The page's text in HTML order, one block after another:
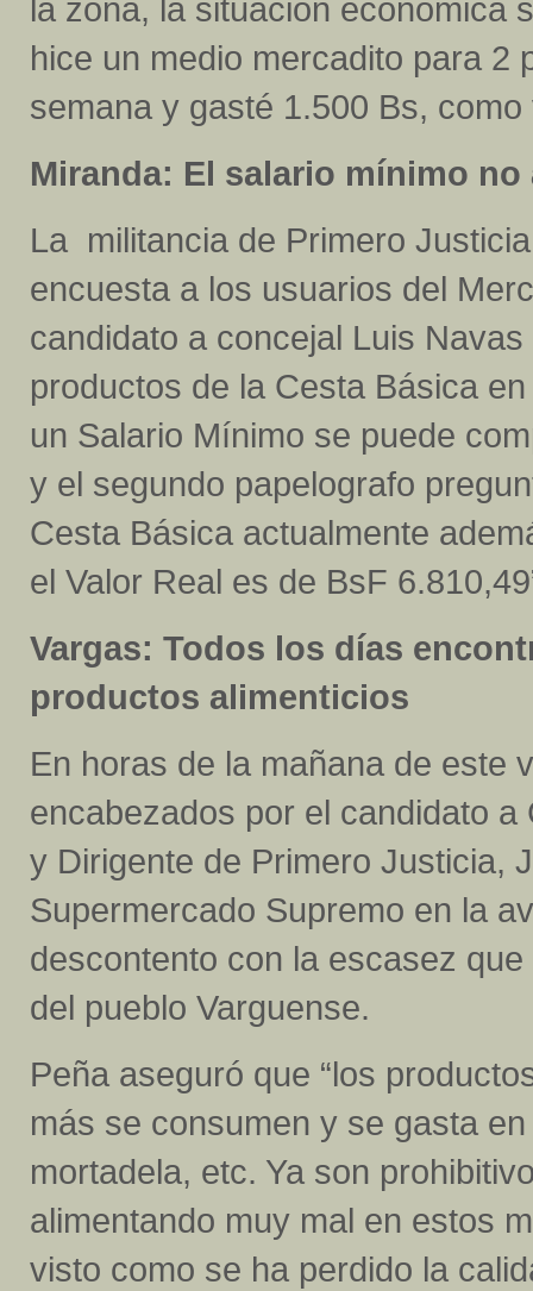
la zona, la situación económica
hice un medio mercadito para 2
semana y gasté 1.500 Bs,
Miranda: El salario mínimo
La militancia de Primero
encuesta a los usuarios del
candidato a concejal Luis
productos de la Cesta Básica
un Salario Mínimo se puede
y el segundo papelografo
Cesta Básica actualmente
el Valor Real es de BsF
Vargas: Todos los días
productos alimenticios
En horas de la mañana de este
encabezados por el candidato
y Dirigente de Primero Justicia,
Supermercado Supremo en la
descontento con la escasez
del pueblo Varguense.
Peña aseguró que “los
más se consumen y se gasta
mortadela, etc. Ya son
alimentando muy mal en estos
visto como se ha perdido la